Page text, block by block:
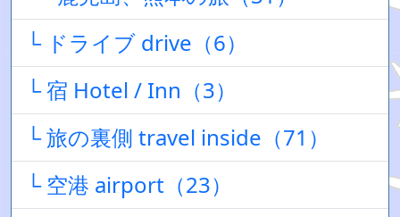
└ ドライブ drive（6）
└ 宿 Hotel / Inn（3）
└ 旅の裏側 travel inside（71）
└ 空港 airport（23）